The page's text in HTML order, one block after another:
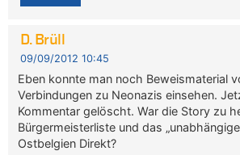
D. Brüll
09/09/2012 10:45
Eben konnte man noch Beweismaterial
Verbindungen zu Neonazis einsehen.
Kommentar gelöscht. War die Story zu
Bürgermeisterliste und das
Ostbelgien Direkt?